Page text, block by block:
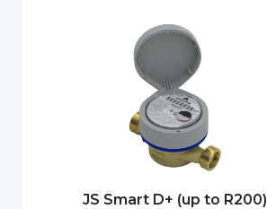
JS Smart D+ (up to R200)